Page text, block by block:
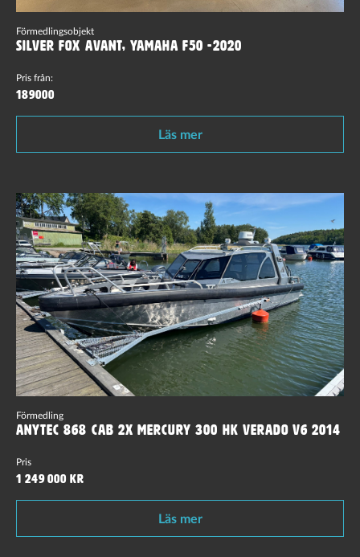
Förmedlingsobjekt
Silver Fox Avant, Yamaha F50 -2020
Pris från:
189000
Läs mer
Förmedling
Anytec 868 CAB 2x Mercury 300 hk Verado V6 2014
Pris
1 249 000 kr
Läs mer